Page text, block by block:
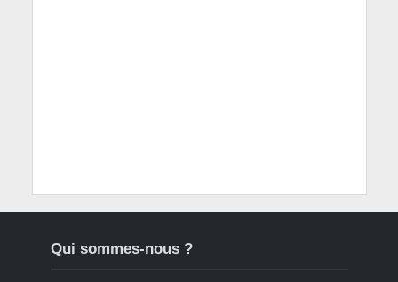
Qui sommes-nous ?